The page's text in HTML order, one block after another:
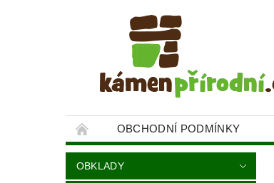
OBCHODNÍ PODMÍNKY
OBKLADY